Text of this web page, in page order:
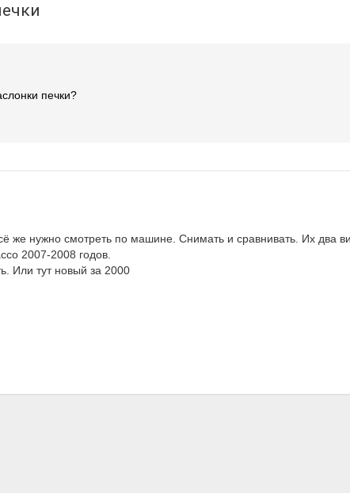
печки?
же нужно смотреть по машине. Снимать и сравнивать. Их два
2007-2008 годов.
Или тут новый за 2000